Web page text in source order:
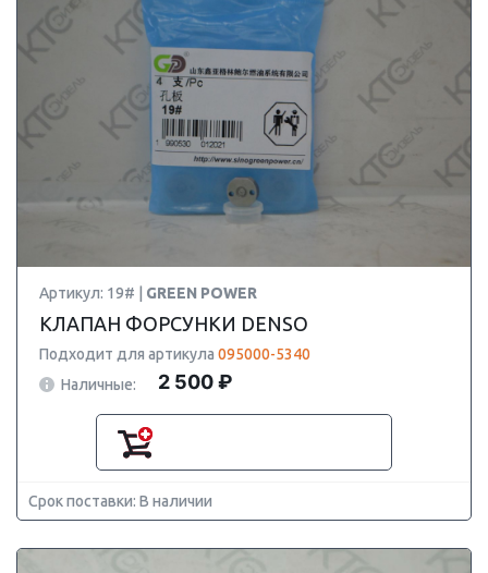
Артикул: 19# | GREEN POWER
КЛАПАН ФОРСУНКИ DENSO
Подходит для артикула 095000-5340
Наличные:
2 500 ₽
Срок поставки: В наличии